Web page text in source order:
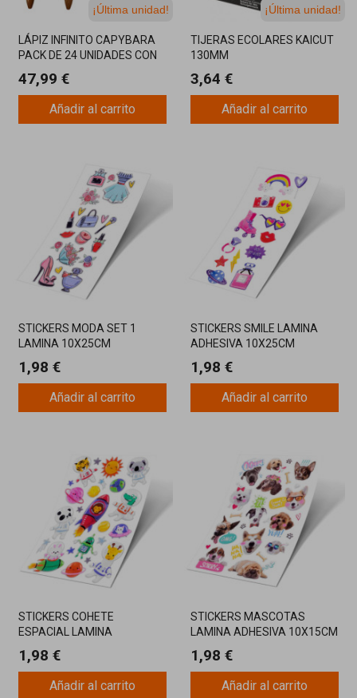
¡Última unidad!
LÁPIZ INFINITO CAPYBARA
PACK DE 24 UNIDADES CON
47,99 €
Añadir al carrito
¡Última unidad!
TIJERAS ECOLARES KAICUT
130MM
3,64 €
Añadir al carrito
STICKERS MODA SET 1
LAMINA 10X25CM
1,98 €
Añadir al carrito
STICKERS SMILE LAMINA
ADHESIVA 10X25CM
1,98 €
Añadir al carrito
STICKERS COHETE
ESPACIAL LAMINA
1,98 €
Añadir al carrito
STICKERS MASCOTAS
LAMINA ADHESIVA 10X15CM
1,98 €
Añadir al carrito